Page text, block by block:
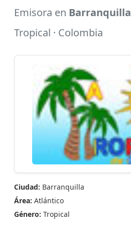
Emisora en Barranquilla
Tropical · Colombia
Ciudad: Barranquilla
Área: Atlántico
Género: Tropical